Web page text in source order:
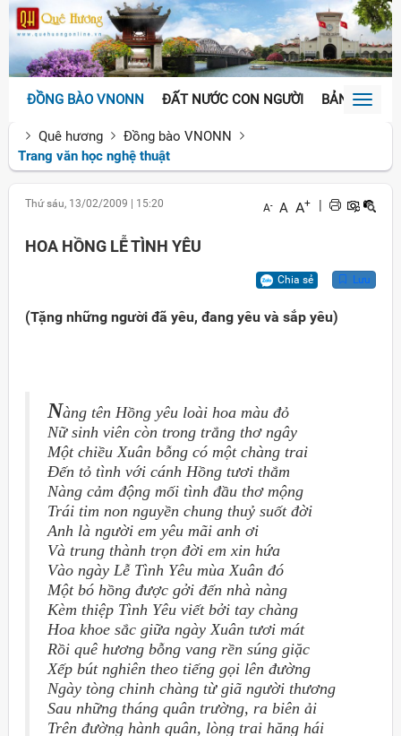
ĐỒNG BÀO VNONN ĐẤT NƯỚC CON NGƯỜI BẢN SẮCToggle
Quê hương
Đồng bào VNONN
Trang văn học nghệ thuật
Thứ sáu, 13/02/2009 15:20 A- A A+
HOA HỒNG LỄ TÌNH YÊU
Chia sẻ Lưu
(Tặng những người đã yêu, đang yêu và sắp yêu)
Nàng tên Hồng yêu loài hoa màu đỏ
Nữ sinh viên còn trong trắng thơ ngây
Một chiều Xuân bỗng có một chàng trai
Đến tỏ tình với cánh Hồng tươi thắm
Nàng cảm động mối tình đầu thơ mộng
Trái tim non nguyền chung thuỷ suốt đời
Anh là người em yêu mãi anh ơi
Và trung thành trọn đời em xin hứa
Vào ngày Lễ Tình Yêu mùa Xuân đó
Một bó hồng được gởi đến nhà nàng
Kèm thiệp Tình Yêu viết bởi tay chàng
Hoa khoe sắc giữa ngày Xuân tươi mát
Rồi quê hương bỗng vang rền súng giặc
Xếp bút nghiên theo tiếng gọi lên đường
Ngày tòng chinh chàng từ giã người thương
Sau những tháng quân trường, ra biên ải
Trên đường hành quân, lòng trai hăng hái